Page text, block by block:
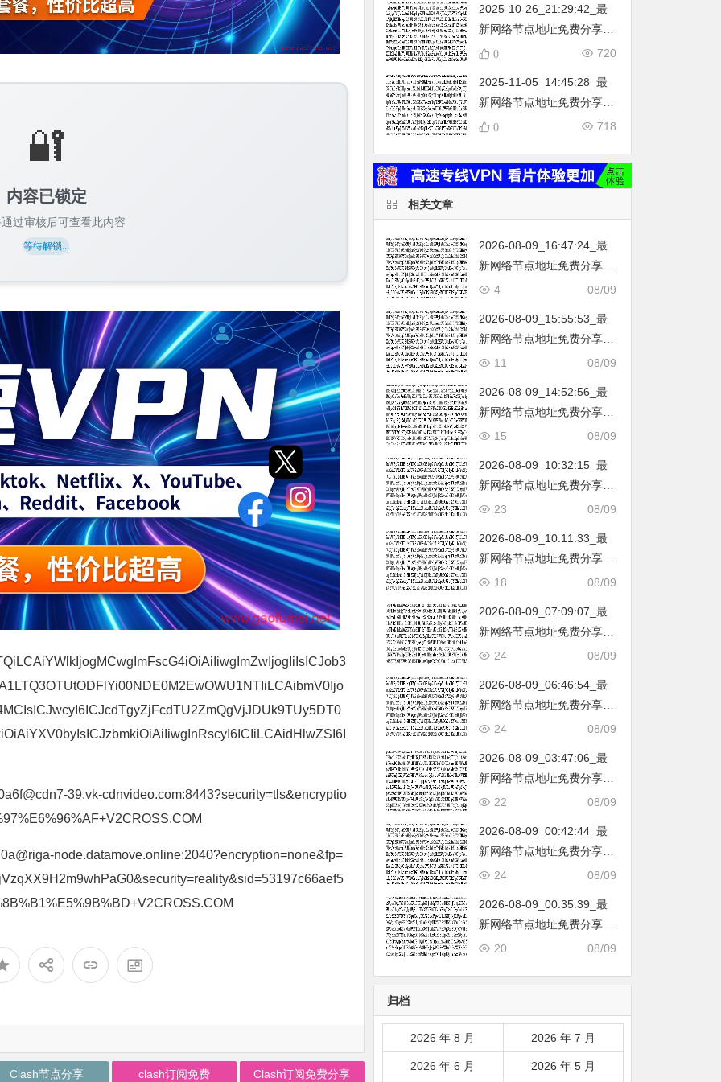
🔐
内容已锁定
过审核后可查看此内容
等待解锁...
39.vk-cdnvideo.com:8443?security=tls&encryptio
node.datamove.online:2040?encryption=none&fp=
Clash节点分享 clash订阅免费 Clash订阅免费分享
韩国|新加坡|台湾|马来西亚|
…
2025-10-26_21:29:42_最
新网络节点地址免费分享…
不定期更新…开放免费分享
韩国|新加坡|台湾|马来西亚|
…
720
0
2025-11-05_14:45:28_最
新网络节点地址免费分享…
不定期更新…开放免费分享
韩国|新加坡|台湾|马来西亚|
…
718
0
相关文章
2026-08-09_16:47:24_最
新网络节点地址免费分享…
不定期更新…开放免费分享
韩国|新加坡|台湾|马来西亚|
…
08/09
4
2026-08-09_15:55:53_最
新网络节点地址免费分享…
不定期更新…开放免费分享
韩国|新加坡|台湾|马来西亚|
…
08/09
11
2026-08-09_14:52:56_最
新网络节点地址免费分享…
不定期更新…开放免费分享
韩国|新加坡|台湾|马来西亚|
…
08/09
15
2026-08-09_10:32:15_最
新网络节点地址免费分享…
不定期更新…开放免费分享
韩国|新加坡|台湾|马来西亚|
…
08/09
23
2026-08-09_10:11:33_最
新网络节点地址免费分享…
不定期更新…开放免费分享
韩国|新加坡|台湾|马来西亚|
…
08/09
18
2026-08-09_07:09:07_最
新网络节点地址免费分享…
不定期更新…开放免费分享
韩国|新加坡|台湾|马来西亚|
…
08/09
24
2026-08-09_06:46:54_最
新网络节点地址免费分享…
不定期更新…开放免费分享
韩国|新加坡|台湾|马来西亚|
…
08/09
24
2026-08-09_03:47:06_最
新网络节点地址免费分享…
不定期更新…开放免费分享
韩国|新加坡|台湾|马来西亚|
…
08/09
22
2026-08-09_00:42:44_最
新网络节点地址免费分享…
不定期更新…开放免费分享
韩国|新加坡|台湾|马来西亚|
…
08/09
24
2026-08-09_00:35:39_最
新网络节点地址免费分享…
不定期更新…开放免费分享
韩国|新加坡|台湾|马来西亚|
08/09
20
归档
2026 年 8 月 2026 年 7 月
2026 年 6 月 2026 年 5 月